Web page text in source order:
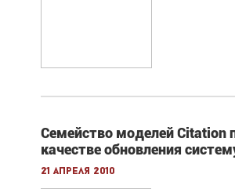
Семейство моделей Сitation
качестве обновления
21 апреля 2010